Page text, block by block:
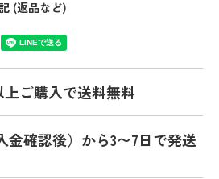
(返品など)
上ご購入で送料無料
金確認後）から3〜7日で発送